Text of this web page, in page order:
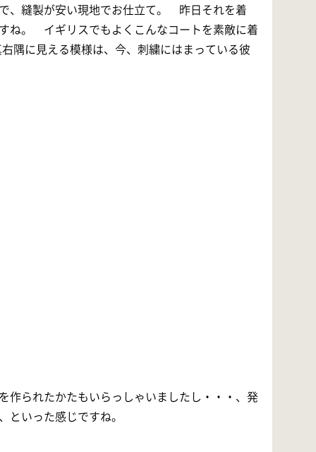
、縫製が安い現地でお仕立て。 昨日それを着
ね。 イギリスでもよくこんなコートを素敵に着
に見える模様は、今、刺繍にはまっている彼
作られたかたもいらっしゃいましたし・・・、発
といった感じですね。